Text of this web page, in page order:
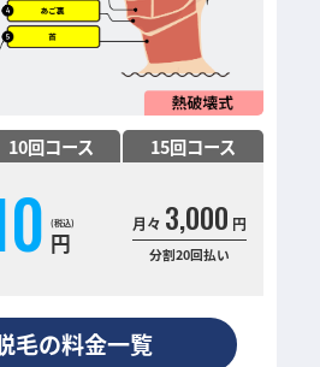
10回コース 15回コース
円
月々 3,000 円
分割20回払い
毛の料金一覧